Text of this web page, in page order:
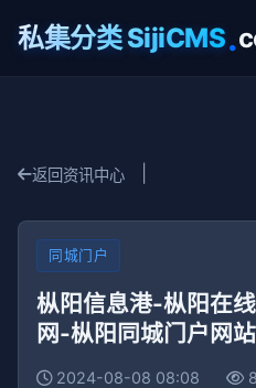
私集分类 SijiCMS.
返回资讯中心
同城门户
枞阳信息港-枞阳在
网-枞阳同城门户网
2024-08-08 08:08